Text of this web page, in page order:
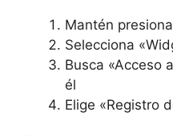
Mantén
Selecciona
Busca «Acceso
él
Elige «Registro